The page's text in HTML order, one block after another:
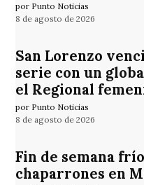
por Punto Noticias
8 de agosto de 2026
San Lorenzo
serie con un
el Regional
por Punto Noticias
8 de agosto de 2026
Fin de semana
chaparrones en